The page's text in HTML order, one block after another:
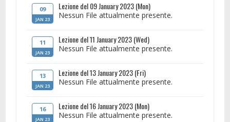
09
JAN 23
Lezione del 09 January 2023 (Mon)
Nessun File attualmente presente.
11
JAN 23
Lezione del 11 January 2023 (Wed)
Nessun File attualmente presente.
13
JAN 23
Lezione del 13 January 2023 (Fri)
Nessun File attualmente presente.
16
JAN 23
Lezione del 16 January 2023 (Mon)
Nessun File attualmente presente.